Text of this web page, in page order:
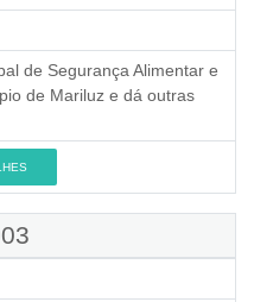
de Segurança Alimentar e
de Mariluz e dá outras